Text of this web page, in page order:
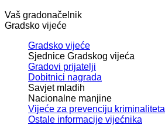
Vaš gradonačelnik
Gradsko vijeće
Gradsko vijeće
Sjednice Gradskog vijeća
Gradovi prijatelji
Dobitnici nagrada
Savjet mladih
Nacionalne manjine
Vijeće za prevenciju kriminaliteta
Ostale informacije vijećnika